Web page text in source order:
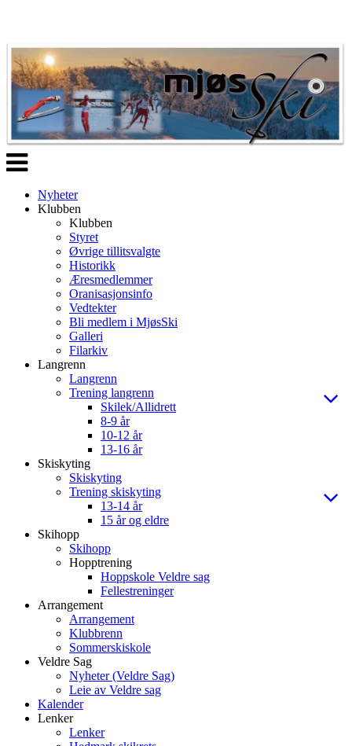
Veksle
navigasjon
Nyheter
Klubben
Klubben
Styret
Øvrige tillitsvalgte
Historikk
Æresmedlemmer
Oranisasjonsinfo
Vedtekter
Bli medlem i MjøsSki
Galleri
Filarkiv
Langrenn
Langrenn
Trening langrenn
Skilek/Allidrett
8-9 år
10-12 år
13-16 år
Skiskyting
Skiskyting
Trening skiskyting
13-14 år
15 år og eldre
Skihopp
Skihopp
Hopptrening
Hoppskole Veldre sag
Fellestreninger
Arrangement
Arrangement
Klubbrenn
Sommerskiskole
Veldre Sag
Nyheter (Veldre Sag)
Leie av Veldre sag
Kalender
Lenker
Lenker